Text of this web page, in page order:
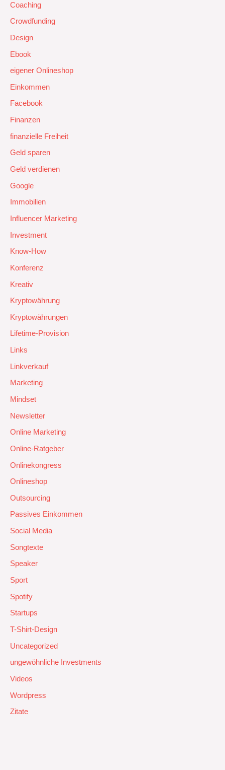
Coaching
Crowdfunding
Design
Ebook
eigener Onlineshop
Einkommen
Facebook
Finanzen
finanzielle Freiheit
Geld sparen
Geld verdienen
Google
Immobilien
Influencer Marketing
Investment
Know-How
Konferenz
Kreativ
Kryptowährung
Kryptowährungen
Lifetime-Provision
Links
Linkverkauf
Marketing
Mindset
Newsletter
Online Marketing
Online-Ratgeber
Onlinekongress
Onlineshop
Outsourcing
Passives Einkommen
Social Media
Songtexte
Speaker
Sport
Spotify
Startups
T-Shirt-Design
Uncategorized
ungewöhnliche Investments
Videos
Wordpress
Zitate